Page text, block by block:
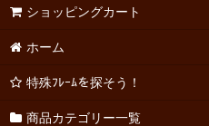
ショッピングカート
ホーム
特殊ﾌﾚｰﾑを探そう！
商品カテゴリー一覧